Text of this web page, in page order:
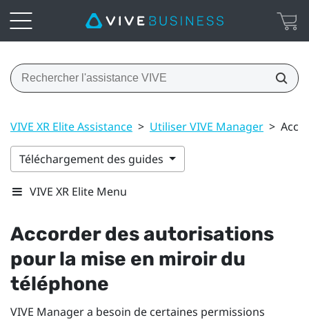
VIVE XR Elite Assistance > Utiliser VIVE Manager >
Téléchargement des guides
VIVE XR Elite Menu
Accorder des autorisations
pour la mise en miroir du
téléphone
VIVE Managera besoin de certaines permissions